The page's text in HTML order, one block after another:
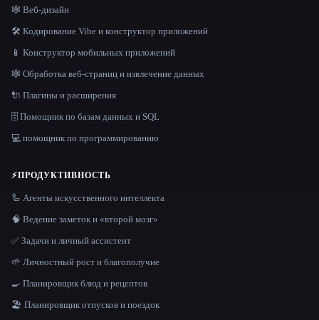
🕸 Веб-дизайн
🛠️ Кодирование Vibe и конструктор приложений
📱 Конструктор мобильных приложений
🕸️ Обработка веб-страниц и извлечение данных
🔌 Плагины и расширения
🗄️ Помощник по базам данных и SQL
💻 помощник по программированию
⚡ПРОДУКТИВНОСТЬ
🦾 Агенты искусственного интеллекта
🧠 Ведение заметок и «второй мозг»
✅ Задачи и личный ассистент
🌱 Личностный рост и благополучие
🍳 Планировщик блюд и рецептов
🏖 Планировщик отпусков и поездок